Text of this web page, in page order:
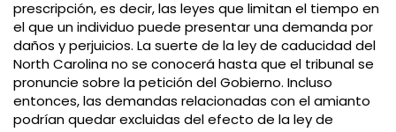
prescripción, es decir, las leyes que limitan el tiempo en
el que un individuo puede presentar una demanda por
daños y perjuicios. La suerte de la ley de caducidad del
North Carolina no se conocerá hasta que el tribunal se
pronuncie sobre la petición del Gobierno. Incluso
entonces, las demandas relacionadas con el amianto
podrían quedar excluidas del efecto de la ley de